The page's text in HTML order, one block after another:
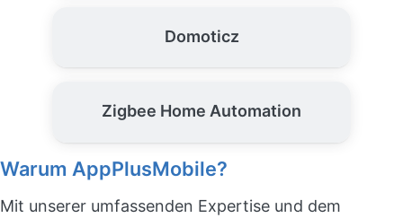
Domoticz
Zigbee Home Automation
Warum AppPlusMobile?
Mit unserer umfassenden Expertise und dem